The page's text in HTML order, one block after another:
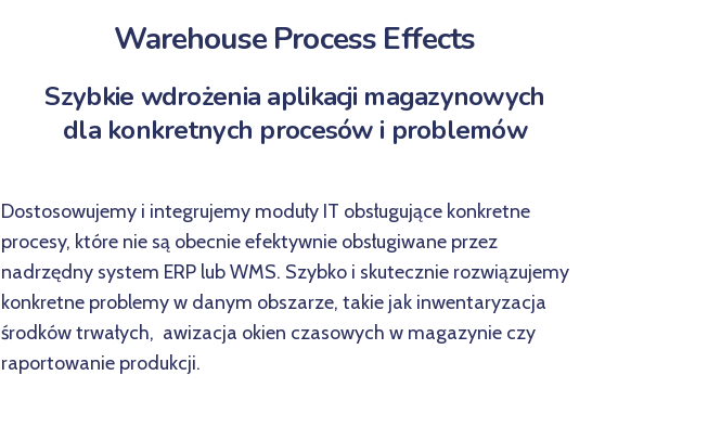
Warehouse Process Effects
Szybkie wdrożenia aplikacji magazynowych
dla konkretnych procesów i problemów
Dostosowujemy i integrujemy moduły IT obsługujące konkretne
procesy, które nie są obecnie efektywnie obsługiwane przez
nadrzędny system ERP lub WMS. Szybko i skutecznie rozwiązujemy
konkretne problemy w danym obszarze, takie jak inwentaryzacja
środków trwałych, awizacja okien czasowych w magazynie czy
raportowanie produkcji.